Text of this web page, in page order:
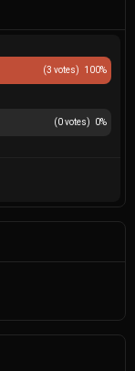
(3 votes) 100%
(0votes) 0%